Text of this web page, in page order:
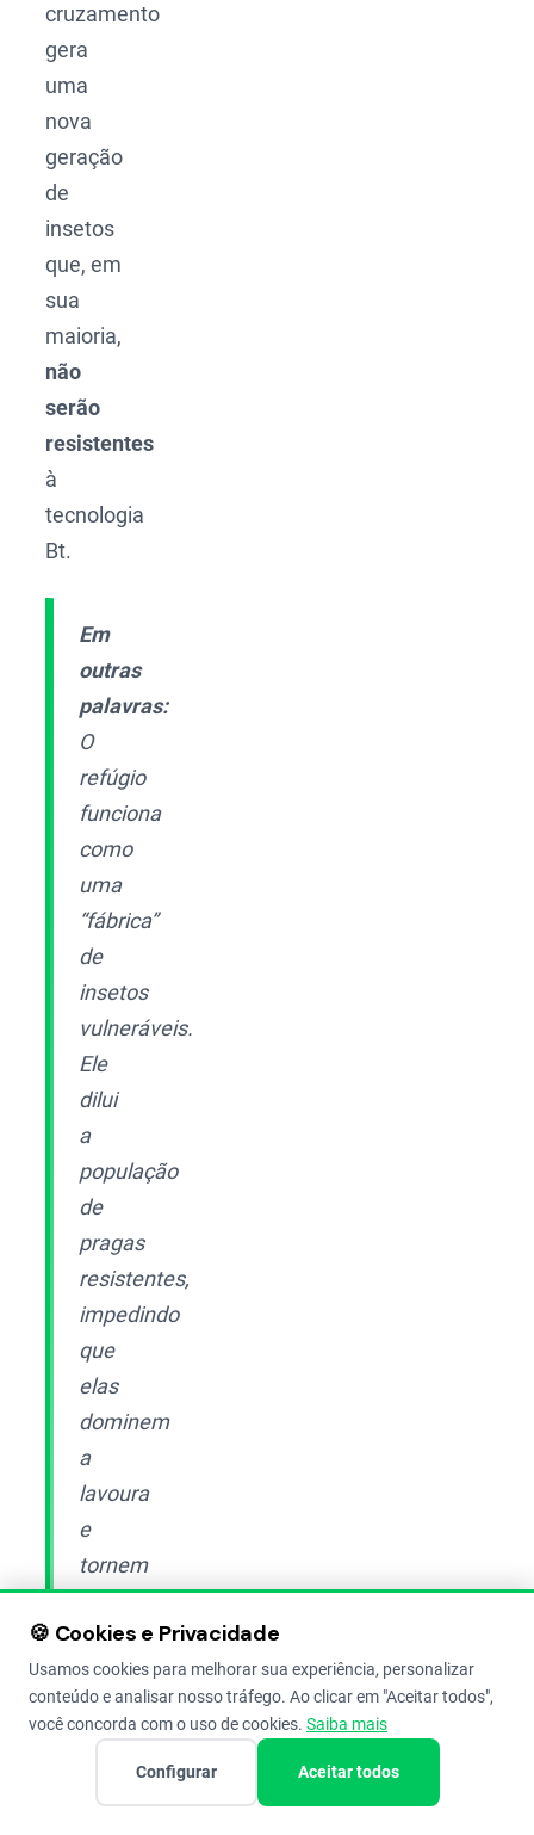
cruzamento
gera
uma
nova
geração
de
insetos
que, em
sua
maioria,
não
serão
resistentes
à
tecnologia
Bt.
Em
outras
palavras:
O
refúgio
funciona
como
uma
“fábrica”
de
insetos
vulneráveis.
Ele
dilui
a
população
de
pragas
resistentes,
impedindo
que
elas
dominem
a
lavoura
e
tornem
a
tecnologia
Bt
inútil.
🍪 Cookies e Privacidade
Usamos cookies para melhorar sua experiência, personalizar
conteúdo e analisar nosso tráfego. Ao clicar em "Aceitar todos",
você concorda com o uso de cookies. Saiba mais
Configurar Aceitar todos